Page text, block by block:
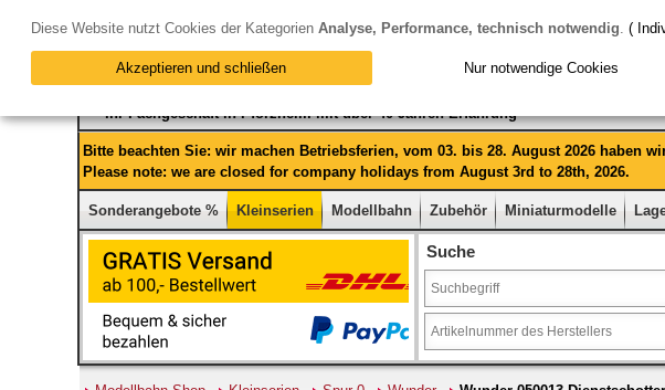
Ihr Fachgeschäft in Pforzheim mit über 40 Jahren Erfahrung
Bitte beachten Sie: wir machen Betriebsferien, vom 03. bis 28. August 2026 haben
Please note: we are closed for company holidays from August 3rd to 28th, 2026.
Sonderangebote % Kleinserien Modellbahn Zubehör Miniaturmodelle
Suche
Diese Website nutzt Cookies der Kategorien Analyse, Performance, technisch notwendig. (
Akzeptieren und schließen Nur notwendige Cookies